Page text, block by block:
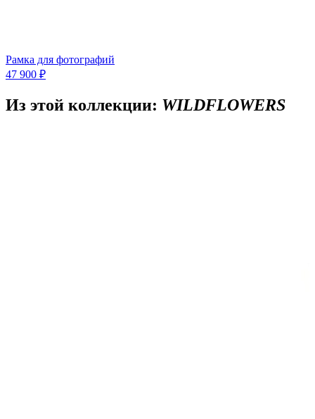
Рамка для фотографий
47 900 ₽
Из этой коллекции: WILDFLOWERS